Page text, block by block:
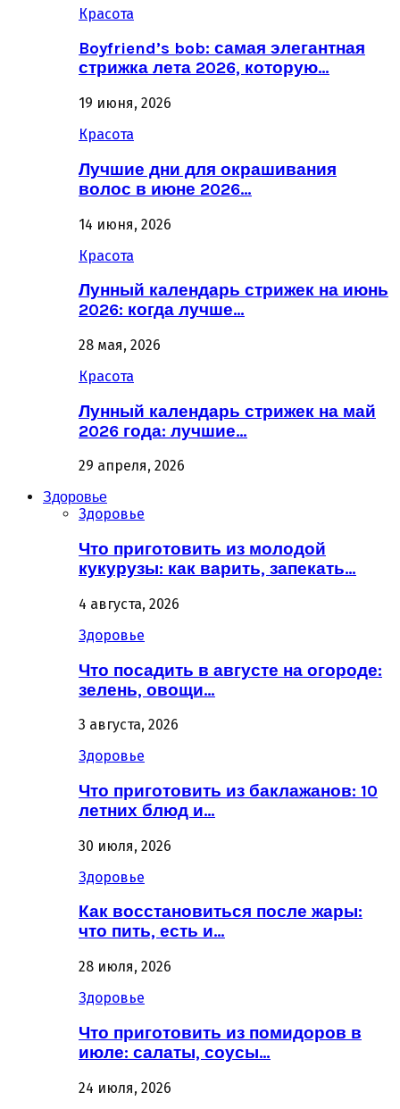
Красота
Boyfriend’s bob: самая элегантная
стрижка лета 2026, которую…
19 июня, 2026
Красота
Лучшие дни для окрашивания
волос в июне 2026…
14 июня, 2026
Красота
Лунный календарь стрижек на июнь
2026: когда лучше…
28 мая, 2026
Красота
Лунный календарь стрижек на май
2026 года: лучшие…
29 апреля, 2026
Здоровье
Здоровье
Что приготовить из молодой
кукурузы: как варить, запекать…
4 августа, 2026
Здоровье
Что посадить в августе на огороде:
зелень, овощи…
3 августа, 2026
Здоровье
Что приготовить из баклажанов: 10
летних блюд и…
30 июля, 2026
Здоровье
Как восстановиться после жары:
что пить, есть и…
28 июля, 2026
Здоровье
Что приготовить из помидоров в
июле: салаты, соусы…
24 июля, 2026